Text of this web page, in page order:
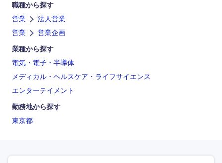
職種から探す
営業
法人営業
営業
営業企画
業種から探す
電気・電子・半導体
メディカル・ヘルスケア・ライフサイエンス
エンターテイメント
勤務地から探す
東京都
海外